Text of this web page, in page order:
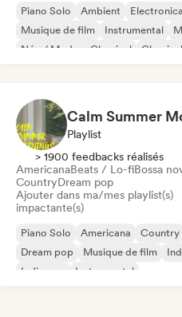
Piano Solo Ambient
Electronica
Musique de film
Instrumental
Néo / Modern Classical
Classical
Calm Summer
Playlist
> 1900 feedbacks réalisés
AmericanaBeats / Lo-fiBossa
CountryDream pop
Ajouter dans ma/mes playlist(s)
impactante(s)
Piano Solo Americana
Country
Dream pop
Musique de film
Indie pop
Instrumental